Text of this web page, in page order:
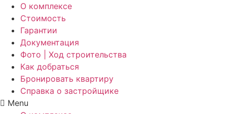
О комплексе
Стоимость
Гарантии
Документация
Фото | Ход строительства
Как добраться
Бронировать квартиру
Справка о застройщике
Menu